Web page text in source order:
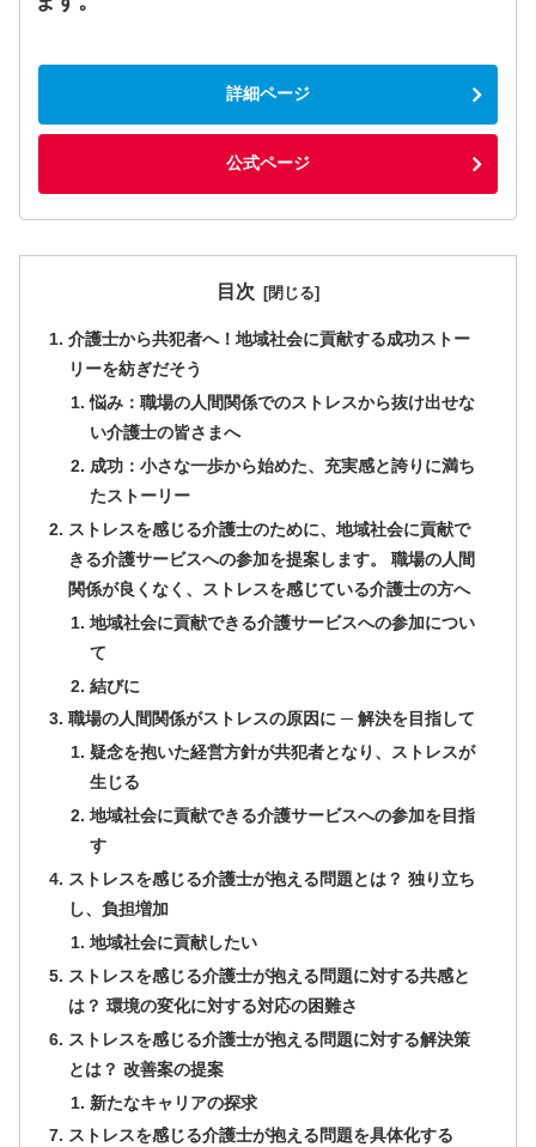
詳細ページ
公式ページ
目次
介護士から共犯者へ！地域社会に貢献する成功ストー
リーを紡ぎだそう
悩み：職場の人間関係でのストレスから抜け出せな
い介護士の皆さまへ
成功：小さな一歩から始めた、充実感と誇りに満ち
たストーリー
ストレスを感じる介護士のために、地域社会に貢献で
きる介護サービスへの参加を提案します。 職場の人間
関係が良くなく、ストレスを感じている介護士の方へ
地域社会に貢献できる介護サービスへの参加につい
て
結びに
職場の人間関係がストレスの原因に ─ 解決を目指して
疑念を抱いた経営方針が共犯者となり、ストレスが
生じる
地域社会に貢献できる介護サービスへの参加を目指
す
ストレスを感じる介護士が抱える問題とは？ 独り立ち
し、負担増加
地域社会に貢献したい
ストレスを感じる介護士が抱える問題に対する共感と
は？ 環境の変化に対する対応の困難さ
ストレスを感じる介護士が抱える問題に対する解決策
とは？ 改善案の提案
新たなキャリアの探求
ストレスを感じる介護士が抱える問題を具体化する